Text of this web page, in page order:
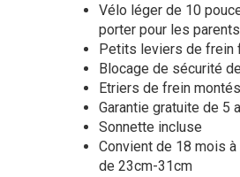
Vélo léger de 10
porter pour les parents
Petits leviers de frein
Blocage de sécurité
Etriers de frein
Garantie gratuite de 5
Sonnette incluse
Convient de 18 mois
de 23cm-31cm